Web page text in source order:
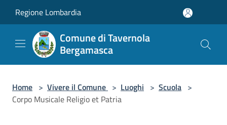
Regione Lombardia
Comune di Tavernola
Bergamasca
Home > Vivere il Comune > Luoghi > Scuola >
Corpo Musicale Religio et Patria